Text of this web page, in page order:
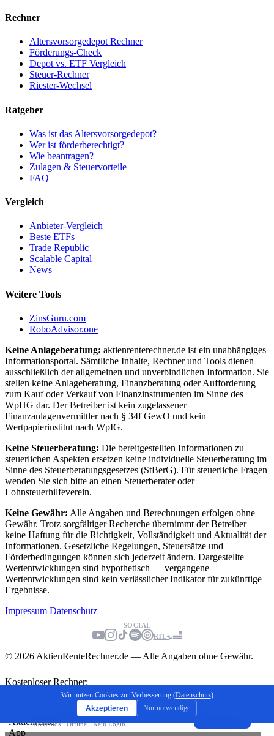
Rechner
Altersvorsorgedepot Rechner
Förderungs-Check
Depot vs. ETF Vergleich
Steuer-Rechner
Riester-Wechsel
Ratgeber
Was ist das Altersvorsorgedepot?
Wer ist förderberechtigt?
Wie beantragen?
Zulagen & Steuervorteile
FAQ
Vergleich
Anbieter-Vergleich
Beste ETFs
Trade Republic
Scalable Capital
News
Weitere Tools
ZinsGuru.com
RoboAdvisor.one
Keine Anlageberatung: aktienrenterechner.de ist ein unabhängiges
Informationsportal. Sämtliche Inhalte, Rechner und Tools dienen
ausschließlich der allgemeinen und unverbindlichen Information. Sie
stellen keine Anlageberatung, Finanzberatung oder Aufforderung
zum Kauf oder Verkauf von Finanzinstrumenten im Sinne des
WpHG dar. Der Betreiber ist kein zugelassener
Finanzanlagenvermittler nach § 34f GewO und kein
Wertpapierinstitut nach WpIG.
Keine Steuerberatung: Die bereitgestellten Informationen zu
steuerlichen Aspekten ersetzen keine individuelle Steuerberatung im
Sinne des Steuerberatungsgesetzes (StBerG). Für steuerliche Fragen
wenden Sie sich bitte an einen Steuerberater oder
Lohnsteuerhilfeverein.
Keine Gewähr: Alle Angaben und Berechnungen erfolgen ohne
Gewähr. Trotz sorgfältiger Recherche übernimmt der Betreiber
keine Haftung für die Richtigkeit, Vollständigkeit und Aktualität der
Informationen. Gesetzliche Regelungen, Steuersätze und
Förderbedingungen können sich jederzeit ändern. Dargestellte
Wertentwicklungen sind hypothetisch — vergangene
Wertentwicklungen sind kein verlässlicher Indikator für zukünftige
Ergebnisse.
Impressum Datenschutz
SOCIAL
RTL+
© 2026 AktienRenteRechner.de — Alle Angaben ohne Gewähr.
Wir nutzen Cookies zur Verbesserung (Datenschutz)
Akzeptieren
Nur notwendige
Kostenloser Rechner:
Endkapital berechnen
⇧
Aktienrente App
Kostenlos · Offline · Kein Login